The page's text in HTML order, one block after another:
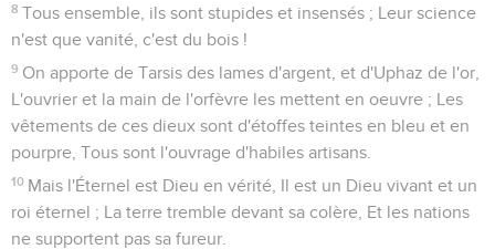
8 Tous ensemble, ils sont stupides et insensés ; Leur science
n'est que vanité, c'est du bois !
9 On apporte de Tarsis des lames d'argent, et d'Uphaz de l'or,
L'ouvrier et la main de l'orfèvre les mettent en oeuvre ; Les
vêtements de ces dieux sont d'étoffes teintes en bleu et en
pourpre, Tous sont l'ouvrage d'habiles artisans.
10 Mais l'Éternel est Dieu en vérité, Il est un Dieu vivant et un
roi éternel ; La terre tremble devant sa colère, Et les nations
ne supportent pas sa fureur.